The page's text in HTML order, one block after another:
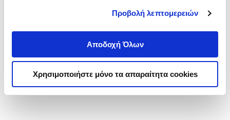
Προβολή λεπτομερειών
Αποδοχή Όλων
Χρησιμοποιήστε μόνο τα απαραίτητα cookies